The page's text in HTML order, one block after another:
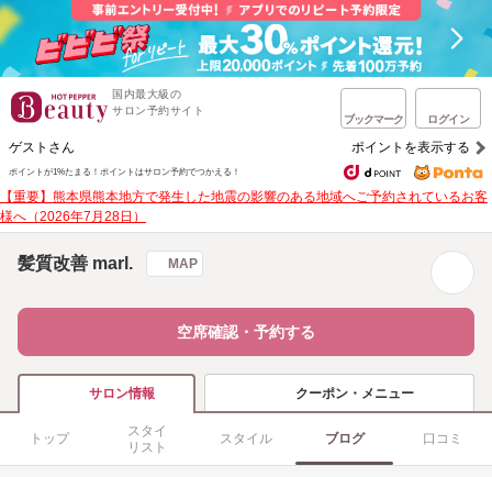
国内最大級の
サロン予約サイト
ブックマーク ログイン
ゲストさん ポイントを表示する
ポイントが1%たまる！ ポイントはサロン予約でつかえる！
【重要】熊本県熊本地方で発生した地震の影響のある地域へご予約されているお客
様へ（2026年7月28日）
髪質改善 marl. MAP
空席確認・予約する
サロン情報 クーポン・メニュー
トップ
スタイ
リスト
スタイル ブログ 口コミ